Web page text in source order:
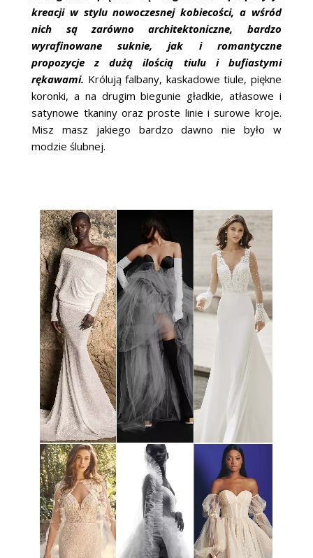
kreacji w stylu nowoczesnej kobiecości, a wśród
nich są zarówno architektoniczne, bardzo
wyrafinowane suknie, jak i romantyczne
propozycje z dużą ilością tiulu i bufiastymi
rękawami. Królują falbany, kaskadowe tiule, piękne
koronki, a na drugim biegunie gładkie, atłasowe i
satynowe tkaniny oraz proste linie i surowe kroje.
Misz masz jakiego bardzo dawno nie było w
modzie ślubnej.